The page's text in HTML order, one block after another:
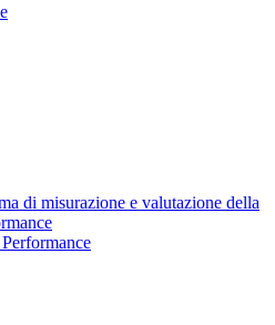
di misurazione e valutazione della